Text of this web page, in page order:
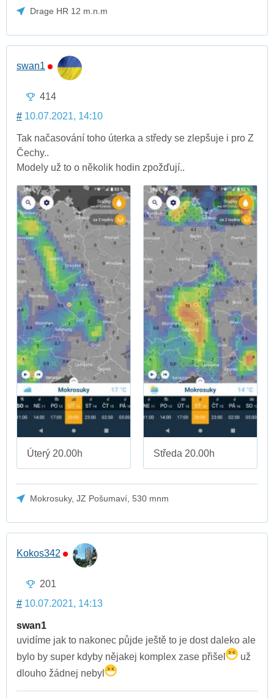
Drage HR 12 m.n.m
swan1
414
# 10.07.2021, 14:10
Tak načasování toho úterka a středy se zlepšuje i pro Z
Čechy..
Modely už to o několik hodin zpožďují..
Úterý 20.00h Středa 20.00h
Mokrosuky, JZ Pošumaví, 530 mnm
Kokos342
201
# 10.07.2021, 14:13
swan1
uvidíme jak to nakonec půjde ještě to je dost daleko ale
bylo by super kdyby nějakej komplex zase přišel
už
dlouho žádnej nebyl